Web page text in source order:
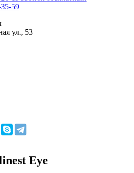
59
ул., 53
Eye